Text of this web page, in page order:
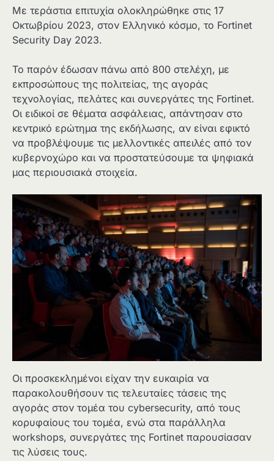
Με τεράστια επιτυχία ολοκληρώθηκε στις 17
Οκτωβρίου 2023, στον Ελληνικό κόσμο, το Fortinet
Security Day 2023.
Το παρόν έδωσαν πάνω από 800 στελέχη, με
εκπροσώπους της πολιτείας, της αγοράς
τεχνολογίας, πελάτες και συνεργάτες της Fortinet.
Οι ειδικοί σε θέματα ασφάλειας, απάντησαν στο
κεντρικό ερώτημα της εκδήλωσης, αν είναι εφικτό
να προβλέψουμε τις μελλοντικές απειλές από τον
κυβερνοχώρο και να προστατεύσουμε τα ψηφιακά
μας περιουσιακά στοιχεία.
Οι προσκεκλημένοι είχαν την ευκαιρία να
παρακολουθήσουν τις τελευταίες τάσεις της
αγοράς στον τομέα του cybersecurity, από τους
κορυφαίους του τομέα, ενώ στα παράλληλα
workshops, συνεργάτες της Fortinet παρουσίασαν
τις λύσεις τους.